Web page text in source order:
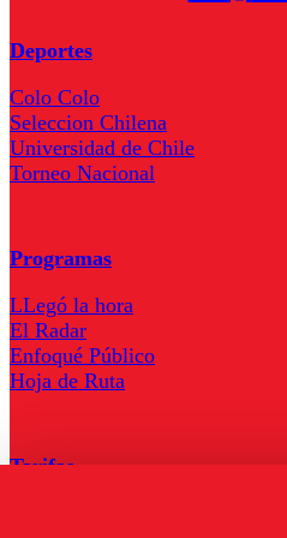
Deportes
Colo Colo
Seleccion Chilena
Universidad de Chile
Torneo Nacional
Programas
LLegó la hora
El Radar
Enfoqué Público
Hoja de Ruta
Tarifas